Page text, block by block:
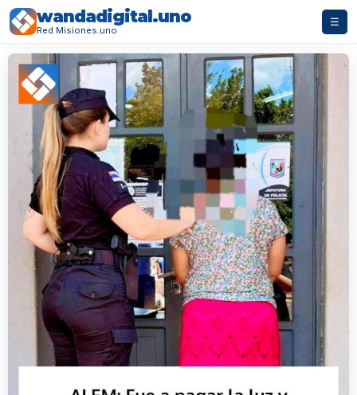
wandadigital.uno
Red Misiones.uno
☰